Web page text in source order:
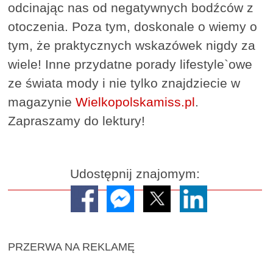
odcinając nas od negatywnych bodźców z
otoczenia. Poza tym, doskonale o wiemy o
tym, że praktycznych wskazówek nigdy za
wiele! Inne przydatne porady lifestyle`owe
ze świata mody i nie tylko znajdziecie w
magazynieWielkopolskamiss.pl.
Zapraszamy do lektury!
Udostępnij znajomym:
PRZERWA NA REKLAMĘ